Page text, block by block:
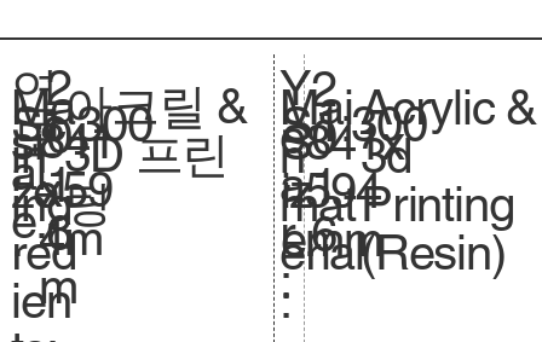
연
도
:
2
0
1
6
Ma
in
ing
red
ien
Sc
al
e.
아크릴 &
3D 프린
팅
1:300
si
ze
.
841
x59
4m
m
Y
e
a
r
:
Mai
n
mat
erial
:
S
.
S
iz
e.
2
0
1
6
1:300
841x
594
mm
Acrylic &
3d
Printing
(Resin)